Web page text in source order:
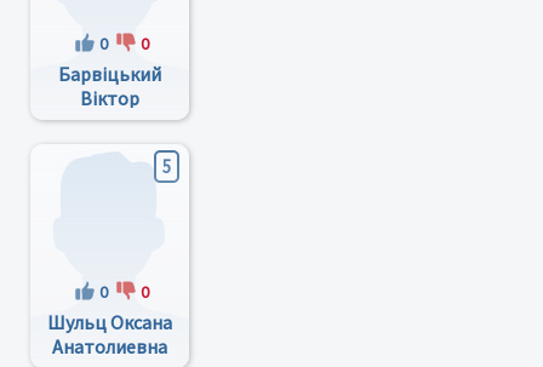
0 0
Барвіцький
Віктор
Юрійович
5
0 0
Шульц Оксана
Анатолиевна